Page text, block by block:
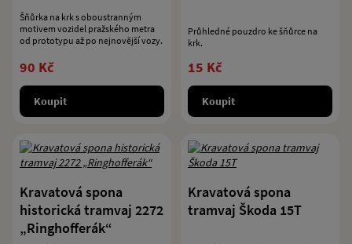
Šňůrka na krk s oboustranným
motivem vozidel pražského metra
od prototypu až po nejnovější vozy.
90 Kč
Koupit
Průhledné pouzdro ke šňůrce na
krk.
15 Kč
Koupit
Kravatová spona
historická tramvaj 2272
„Ringhofferák“
Kravatová spona
tramvaj Škoda 15T